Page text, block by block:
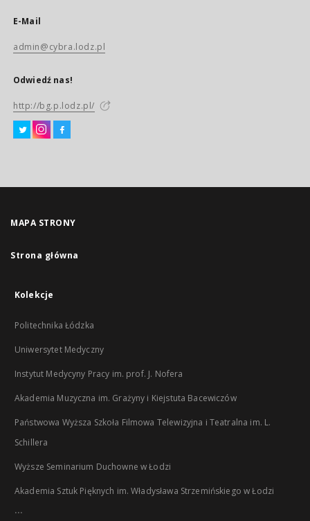
E-Mail
admin@cybra.lodz.pl
Odwiedź nas!
http://bg.p.lodz.pl/
MAPA STRONY
Strona główna
Kolekcje
Politechnika Łódzka
Uniwersytet Medyczny
Instytut Medycyny Pracy im. prof. J. Nofera
Akademia Muzyczna im. Grażyny i Kiejstuta Bacewiczów
Państwowa Wyższa Szkoła Filmowa Telewizyjna i Teatralna im. L.
Schillera
Wyższe Seminarium Duchowne w Łodzi
Akademia Sztuk Pięknych im. Władysława Strzemińskiego w Łodzi
...